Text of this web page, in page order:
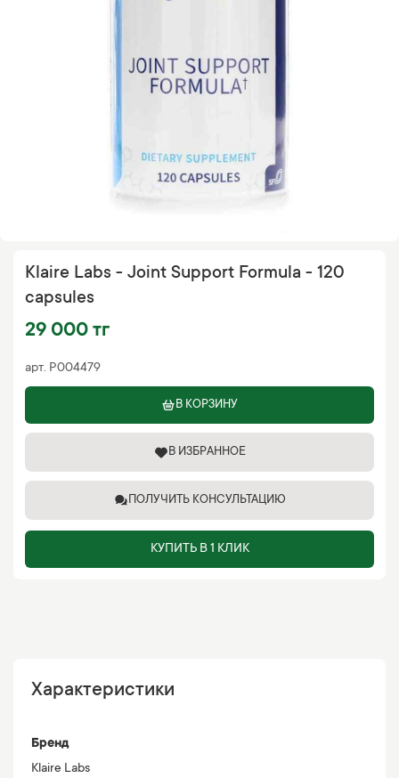
арт. P004479
Klaire Labs - Joint Support Formula - 120
capsules
29 000 тг
В КОРЗИНУ
В ИЗБРАННОЕ
ПОЛУЧИТЬ КОНСУЛЬТАЦИЮ
КУПИТЬ В 1 КЛИК
Характеристики
Бренд
Klaire Labs